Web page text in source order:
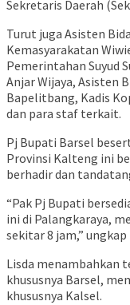
Sekretaris Daerah
Turut juga Asisten
Kemasyarakatan
Pemerintahan Suyud
Anjar Wijaya, Asisten
Bapelitbang, Kadis
dan para staf terkait.
Pj Bupati Barsel
Provinsi Kalteng ini
berhadir dan
“Pak Pj Bupati
ini di Palangkaraya,
sekitar 8 jam,” ungkap
Lisda menambahkan
khususnya Barsel,
khususnya Kalsel.